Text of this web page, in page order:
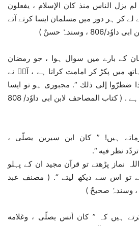
یزل الناس منذ کان الإسلام ، یفعلون
کر ہر دور میں مسلمان ایسا کرتے آئے
، وسندہٗ حسنٌ )
کے بارے میں سوال ہوا ، جو رمضان
میں پکڑ کر امامت کراتا ہے ، آپؒ نے
ضطرّوا إلی ذلك “. مجبوری ہو تو ایسا
کرنے میں کوئی حرج نہیں ہے . ( کتاب المصاحف لابن ابی داوٗد/ 808
ہیں! ” کان ابن سیرین یصلّی ،
نظر فیه “.
نماز پڑھتے تو قرآن مجید ان کے پہلو
تو اس سے دیکھ لیتے “. ( مصنف عبد
کرتے ہیں کہ ” کان أنس یصلّی ، وغلامه